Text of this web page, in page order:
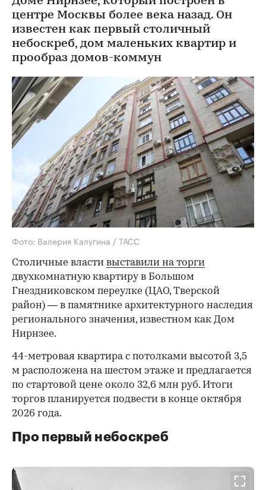
центре Москвы более века назад. Он
известен как первый столичный
небоскреб, дом маленьких квартир и
прообраз домов-коммун
Фото: Валерия Калугина / ТАСС
Столичные власти выставили на торги
двухкомнатную квартиру в Большом
Гнездниковском переулке (ЦАО, Тверской
район) — в памятнике архитектурного наследия
регионального значения, известном как Дом
Нирнзее.
44-метровая квартира с потолками высотой 3,5
м расположена на шестом этаже и предлагается
по стартовой цене около 32,6 млн руб. Итоги
торгов планируется подвести в конце октября
2026 года.
Про первый небоскреб